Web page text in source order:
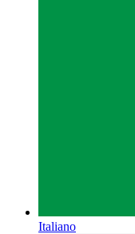
Italiano